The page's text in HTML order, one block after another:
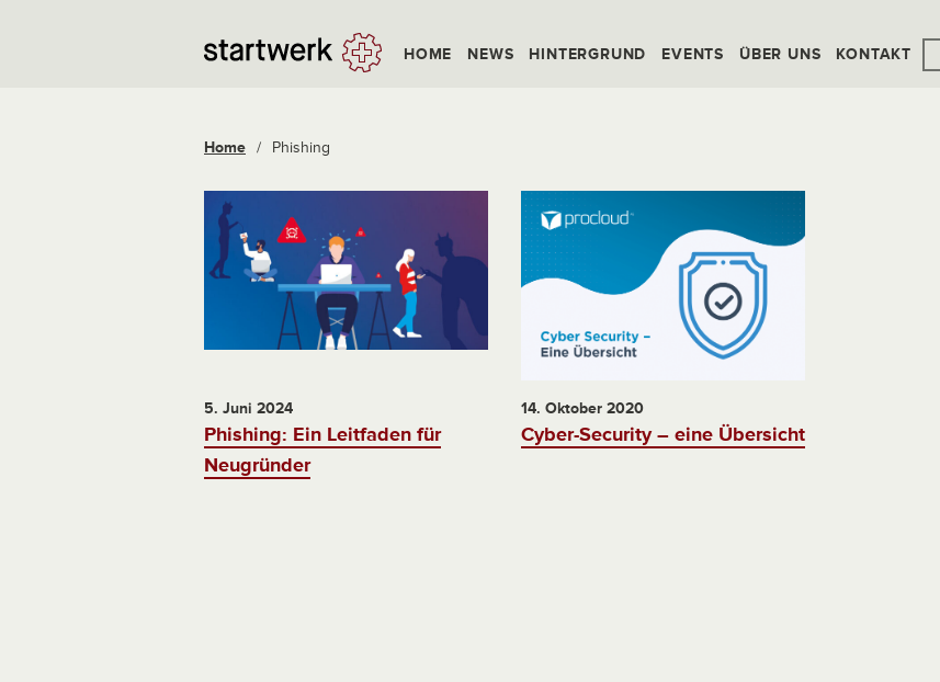
HOME NEWS HINTERGRUND EVENTS ÜBER UNS KONTAKT
Home / Phishing
5. Juni 2024
Phishing: Ein Leitfaden für
Neugründer
14. Oktober 2020
Cyber-Security – eine Übersicht